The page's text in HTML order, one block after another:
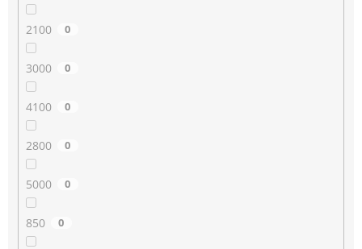
2100 0
3000 0
4100 0
2800 0
5000 0
850 0